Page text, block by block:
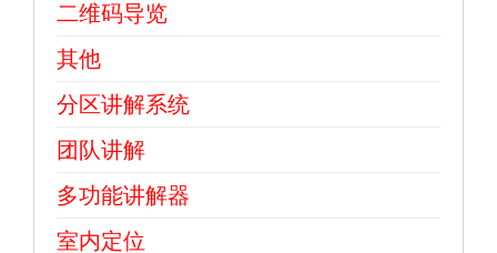
二维码导览
其他
分区讲解系统
团队讲解
多功能讲解器
室内定位